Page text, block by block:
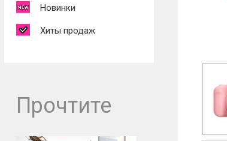
Новинки
Хиты продаж
Прочтите